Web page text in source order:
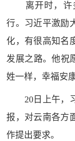
离开时，
行。习近平激励
化，有很高知名
发展之路。他祝
姓一样，幸福安
20日上午，
报，对云南各方
作提出要求。